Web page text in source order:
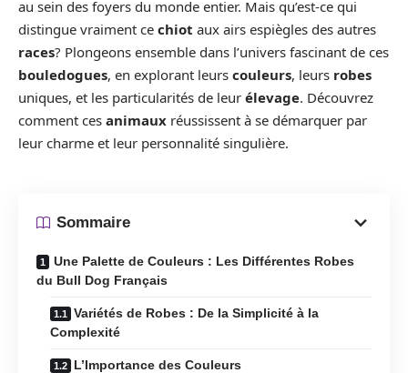
au sein des foyers du monde entier. Mais qu’est-ce qui
distingue vraiment ce chiot aux airs espiègles des autres
races? Plongeons ensemble dans l’univers fascinant de ces
bouledogues, en explorant leurs couleurs, leurs robes
uniques, et les particularités de leur élevage. Découvrez
comment ces animaux réussissent à se démarquer par
leur charme et leur personnalité singulière.
Sommaire
Une Palette de Couleurs : Les Différentes Robes
du Bull Dog Français
Variétés de Robes : De la Simplicité à la
Complexité
L’Importance des Couleurs